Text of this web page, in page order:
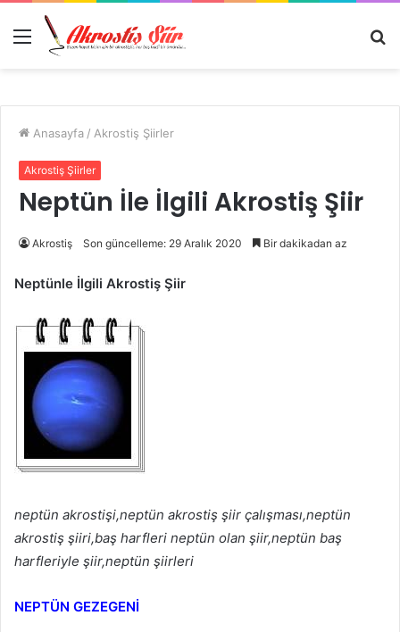
Menü
Anasayfa / Akrostiş Şiirler
Akrostiş Şiirler
Neptün İle İlgili Akrostiş Şiir
Akrostiş Son güncelleme: 29 Aralık 2020 Bir dakikadan az
Neptünle İlgili Akrostiş Şiir
neptün akrostişi,neptün akrostiş şiir çalışması,neptün
akrostiş şiiri,baş harfleri neptün olan şiir,neptün baş
harfleriyle şiir,neptün şiirleri
NEPTÜN GEZEGENİ